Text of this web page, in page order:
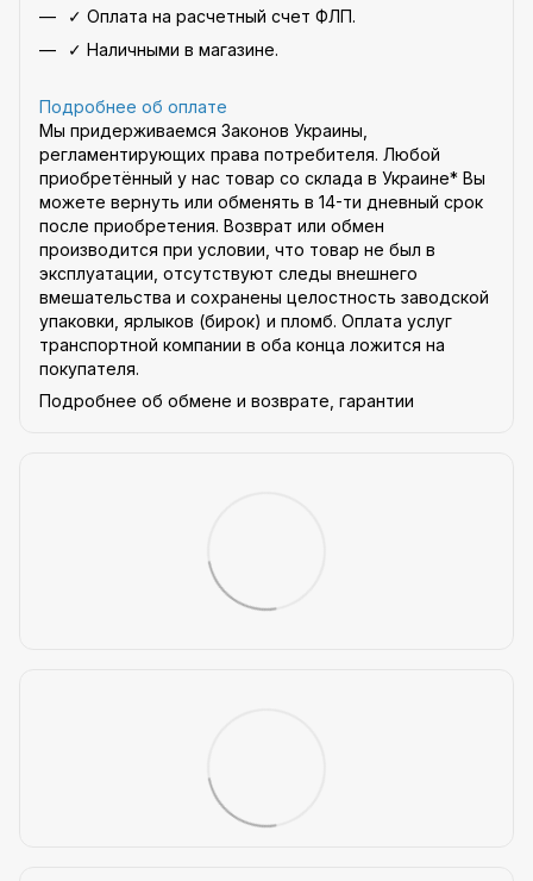
✓ Оплата на расчетный счет ФЛП.
✓ Наличными в магазине.
Подробнее об оплате
Мы придерживаемся Законов Украины,
регламентирующих права потребителя. Любой
приобретённый у нас товар со склада в Украине* Вы
можете вернуть или обменять в 14-ти дневный срок
после приобретения. Возврат или обмен
производится при условии, что товар не был в
эксплуатации, отсутствуют следы внешнего
вмешательства и сохранены целостность заводской
упаковки, ярлыков (бирок) и пломб. Оплата услуг
транспортной компании в оба конца ложится на
покупателя.
Подробнее об обмене и возврате, гарантии